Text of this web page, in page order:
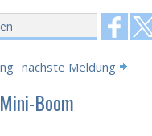
nächste Meldung
Boom